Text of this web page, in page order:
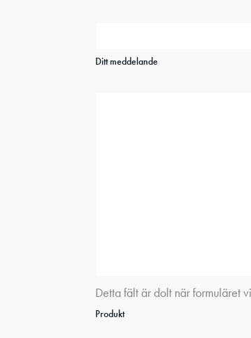
Ditt meddelande
Detta fält är dolt när formuläret
Produkt